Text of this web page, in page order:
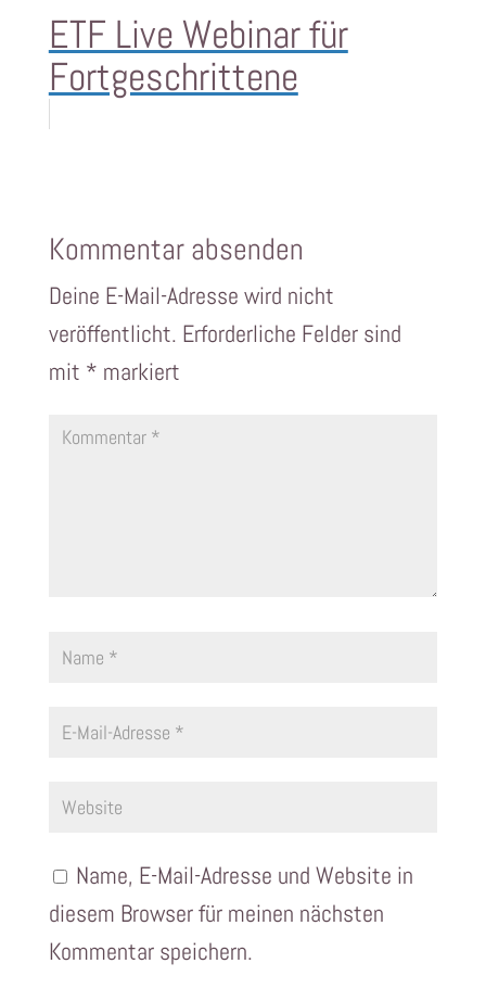
ETF Live Webinar für
Fortgeschrittene
Kommentar absenden
Deine E-Mail-Adresse wird nicht
veröffentlicht. Erforderliche Felder sind
mit * markiert
Name, E-Mail-Adresse und Website in
diesem Browser für meinen nächsten
Kommentar speichern.